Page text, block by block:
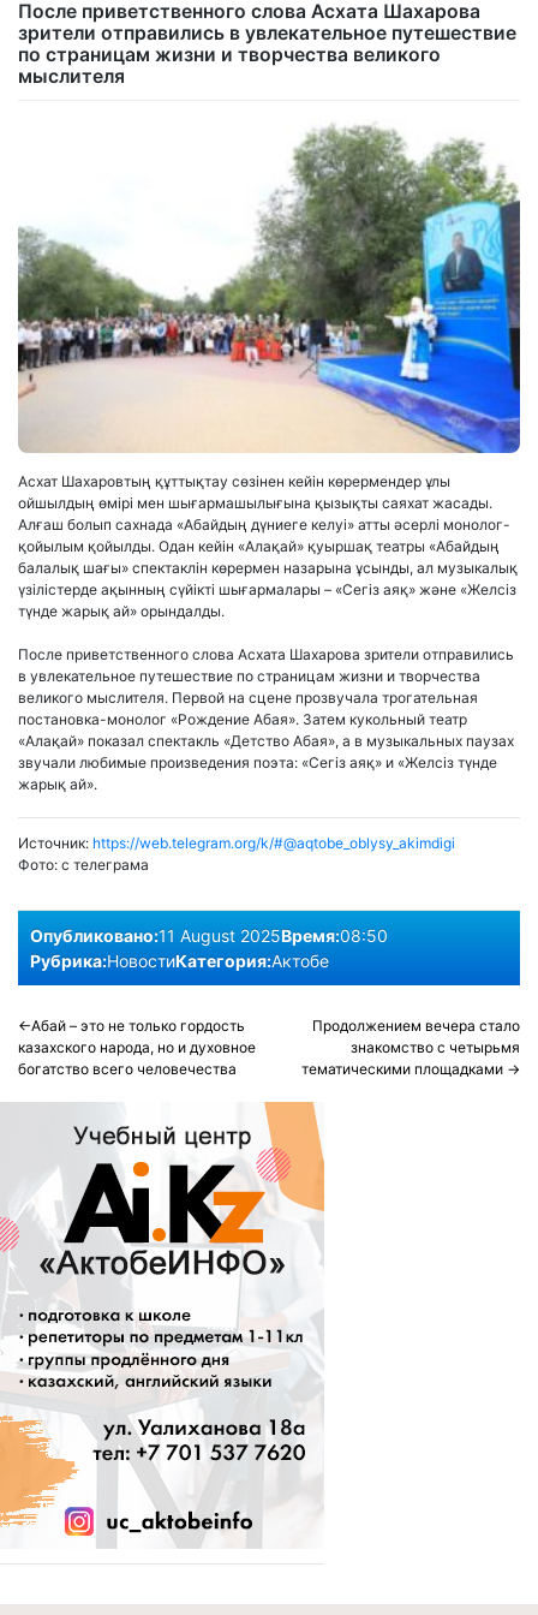
После приветственного слова Асхата Шахарова
зрители отправились в увлекательное путешествие
по страницам жизни и творчества великого
мыслителя
Асхат Шахаровтың құттықтау сөзінен кейін көрермендер ұлы
ойшылдың өмірі мен шығармашылығына қызықты саяхат жасады.
Алғаш болып сахнада «Абайдың дүниеге келуі» атты әсерлі монолог-
қойылым қойылды. Одан кейін «Алақай» қуыршақ театры «Абайдың
балалық шағы» спектаклін көрермен назарына ұсынды, ал музыкалық
үзілістерде ақынның сүйікті шығармалары – «Сегіз аяқ» және «Желсіз
түнде жарық ай» орындалды.
После приветственного слова Асхата Шахарова зрители отправились
в увлекательное путешествие по страницам жизни и творчества
великого мыслителя. Первой на сцене прозвучала трогательная
постановка-монолог «Рождение Абая». Затем кукольный театр
«Алақай» показал спектакль «Детство Абая», а в музыкальных паузах
звучали любимые произведения поэта: «Сегіз аяқ» и «Желсіз түнде
жарық ай».
Источник: https://web.telegram.org/k/#@aqtobe_oblysy_akimdigi
Фото: с телеграма
Опубликовано:11 August 2025Время:08:50
Рубрика:НовостиКатегория:Актобе
Post
navigation
Абай – это не только гордость
казахского народа, но и духовное
богатство всего человечества
Продолжением вечера стало
знакомство с четырьмя
тематическими площадками